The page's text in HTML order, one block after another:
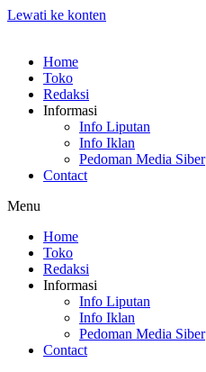
Lewati ke konten
Home
Toko
Redaksi
Informasi
Info Liputan
Info Iklan
Pedoman Media Siber
Contact
Menu
Home
Toko
Redaksi
Informasi
Info Liputan
Info Iklan
Pedoman Media Siber
Contact